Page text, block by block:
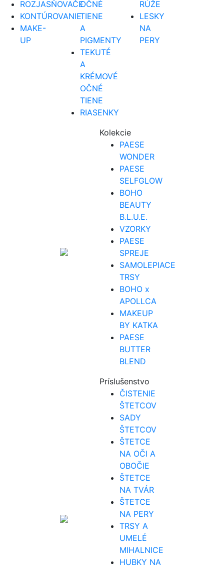
ROZJASŇOVAČE
KONTÚROVANIE
MAKE-
UP
OČNÉ
TIENE
A
PIGMENTY
TEKUTÉ
A
KRÉMOVÉ
OČNÉ
TIENE
RIASENKY
RÚŽE
LESKY
NA
PERY
Kolekcie
PAESE
WONDER
PAESE
SELFGLOW
BOHO
BEAUTY
B.L.U.E.
VZORKY
PAESE
SPREJE
SAMOLEPIACE
TRSY
BOHO x
APOLLCA
MAKEUP
BY KATKA
PAESE
BUTTER
BLEND
Príslušenstvo
ČISTENIE
ŠTETCOV
SADY
ŠTETCOV
ŠTETCE
NA OČI A
OBOČIE
ŠTETCE
NA TVÁR
ŠTETCE
NA PERY
TRSY A
UMELÉ
MIHALNICE
HUBKY NA